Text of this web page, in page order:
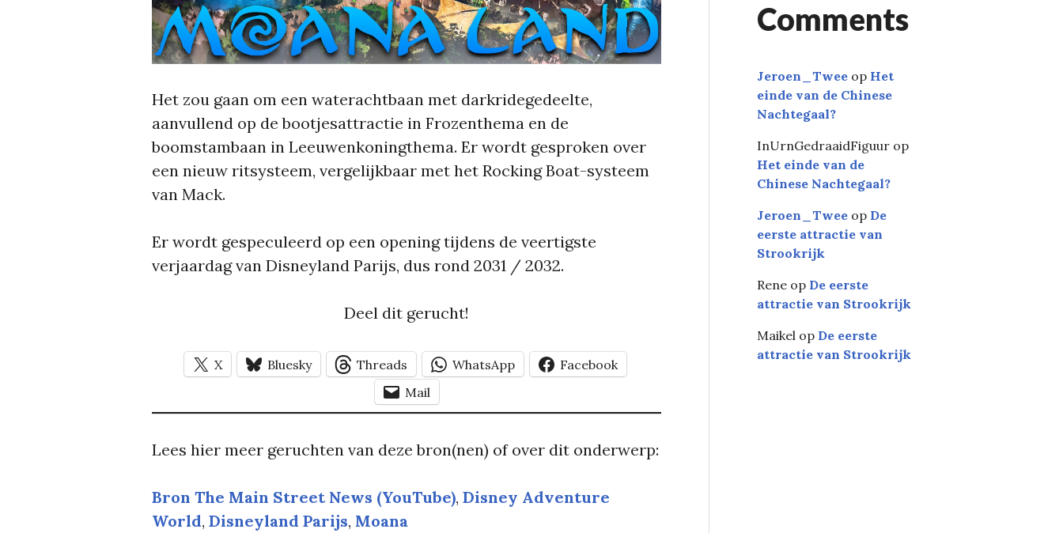
Het zou gaan om een waterachtbaan met darkridegedeelte,
aanvullend op de bootjesattractie in Frozenthema en de
boomstambaan in Leeuwenkoningthema. Er wordt gesproken over
een nieuw ritsysteem, vergelijkbaar met het Rocking Boat-systeem
van Mack.
Er wordt gespeculeerd op een opening tijdens de veertigste
verjaardag van Disneyland Parijs, dus rond 2031 / 2032.
Deel dit gerucht!
X Bluesky Threads WhatsApp
Facebook
Mail
Lees hier meer geruchten van deze bron(nen) of over dit onderwerp:
Bron The Main Street News (YouTube), Disney Adventure
World, Disneyland Parijs, Moana
Comments
Jeroen_Twee op Het
einde van de Chinese
Nachtegaal?
InUrnGedraaidFiguur op
Het einde van de
Chinese Nachtegaal?
Jeroen_Twee op De
eerste attractie van
Strookrijk
Rene op De eerste
attractie van Strookrijk
Maikel op De eerste
attractie van Strookrijk